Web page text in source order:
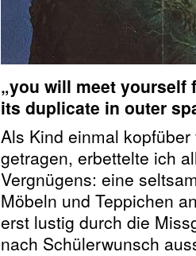
„you will meet yourself
its duplicate in outer
Als Kind einmal
getragen, erbettelte ich
Vergnügens: eine
Möbeln und Teppichen
erst lustig durch die
nach Schülerwunsch